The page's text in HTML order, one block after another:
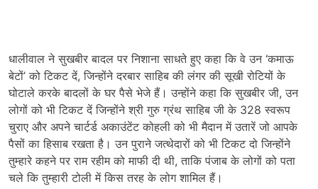
धालीवाल ने सुखबीर बादल पर निशाना साधते हुए कहा कि वे उन ‘कमाऊ
बेटों’ को टिकट दें, जिन्होंने दरबार साहिब की लंगर की सूखी रोटियों के
घोटाले करके बादलों के घर पैसे भेजे हैं। उन्होंने कहा कि सुखबीर जी, उन
लोगों को भी टिकट दें जिन्होंने श्री गुरु ग्रंथ साहिब जी के 328 स्वरूप
चुराए और अपने चार्टर्ड अकाउंटेंट कोहली को भी मैदान में उतारें जो आपके
पैसों का हिसाब रखता है। उन पुराने जत्थेदारों को भी टिकट दो जिन्होंने
तुम्हारे कहने पर राम रहीम को माफी दी थी, ताकि पंजाब के लोगों को पता
चले कि तुम्हारी टोली में किस तरह के लोग शामिल हैं।